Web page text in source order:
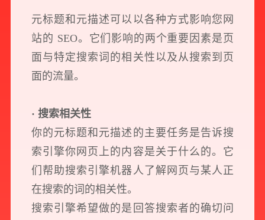
元标题和元描述可以以各种方式影响您网
站的 SEO。它们影响的两个重要因素是页
面与特定搜索词的相关性以及从搜索到页
面的流量。
· 搜索相关性
你的元标题和元描述的主要任务是告诉搜
索引擎你网页上的内容是关于什么的。它
们帮助搜索引擎机器人了解网页与某人正
在搜索的词的相关性。
搜索引擎希望做的是回答搜索者的确切问